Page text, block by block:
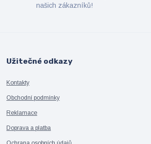
našich zákazníků!
Užitečné odkazy
Kontakty
Obchodní podmínky
Reklamace
Doprava a platba